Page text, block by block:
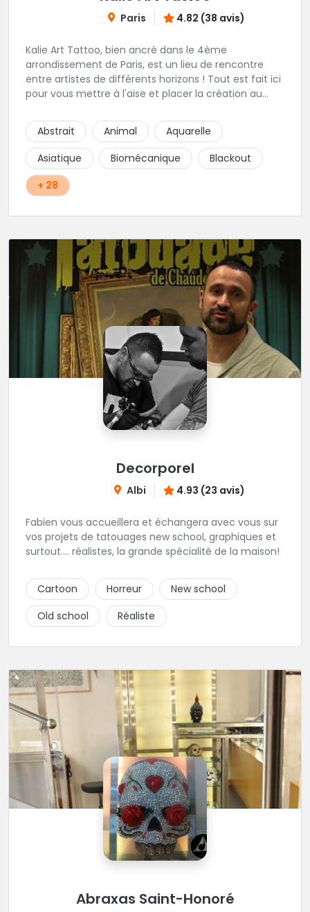
Paris 4.82 (38 avis)
Kalie Art Tattoo, bien ancré dans le 4ème
arrondissement de Paris, est un lieu de rencontre
entre artistes de différents horizons ! Tout est fait ici
pour vous mettre à l'aise et placer la création au
Abstrait
Animal
Aquarelle
Asiatique
Biomécanique
Blackout
+ 28
Decorporel
Albi 4.93 (23 avis)
Fabien vous accueillera et échangera avec vous sur
vos projets de tatouages new school, graphiques et
surtout.... réalistes, la grande spécialité de la maison!
Cartoon Horreur
New school
Old school
Réaliste
Abraxas Saint-Honoré